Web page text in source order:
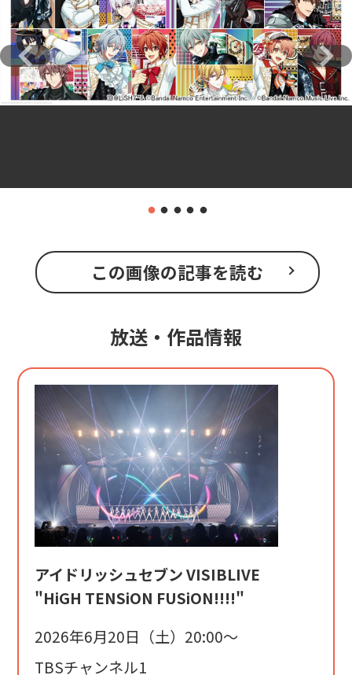
この画像の記事を読む
放送・作品情報
アイドリッシュセブン VISIBLIVE
"HiGH TENSiON FUSiON!!!!"
2026年6月20日（土）20:00〜
TBSチャンネル1